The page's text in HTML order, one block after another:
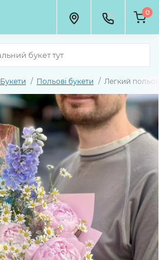
0
Букети Польові букети Легкий